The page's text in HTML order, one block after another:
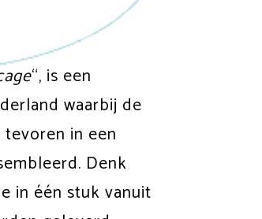
“, is een
waarbij de
in een
Denk
in één stuk vanuit